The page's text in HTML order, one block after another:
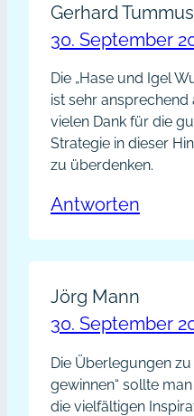
Gerhard
30. September
Die „Hase und Igel
ist sehr
vielen Dank für die
Strategie in dieser
zu überdenken.
Antworten
Jörg Mann
30. September
Die Überlegungen
gewinnen“ sollte
die vielfältigen